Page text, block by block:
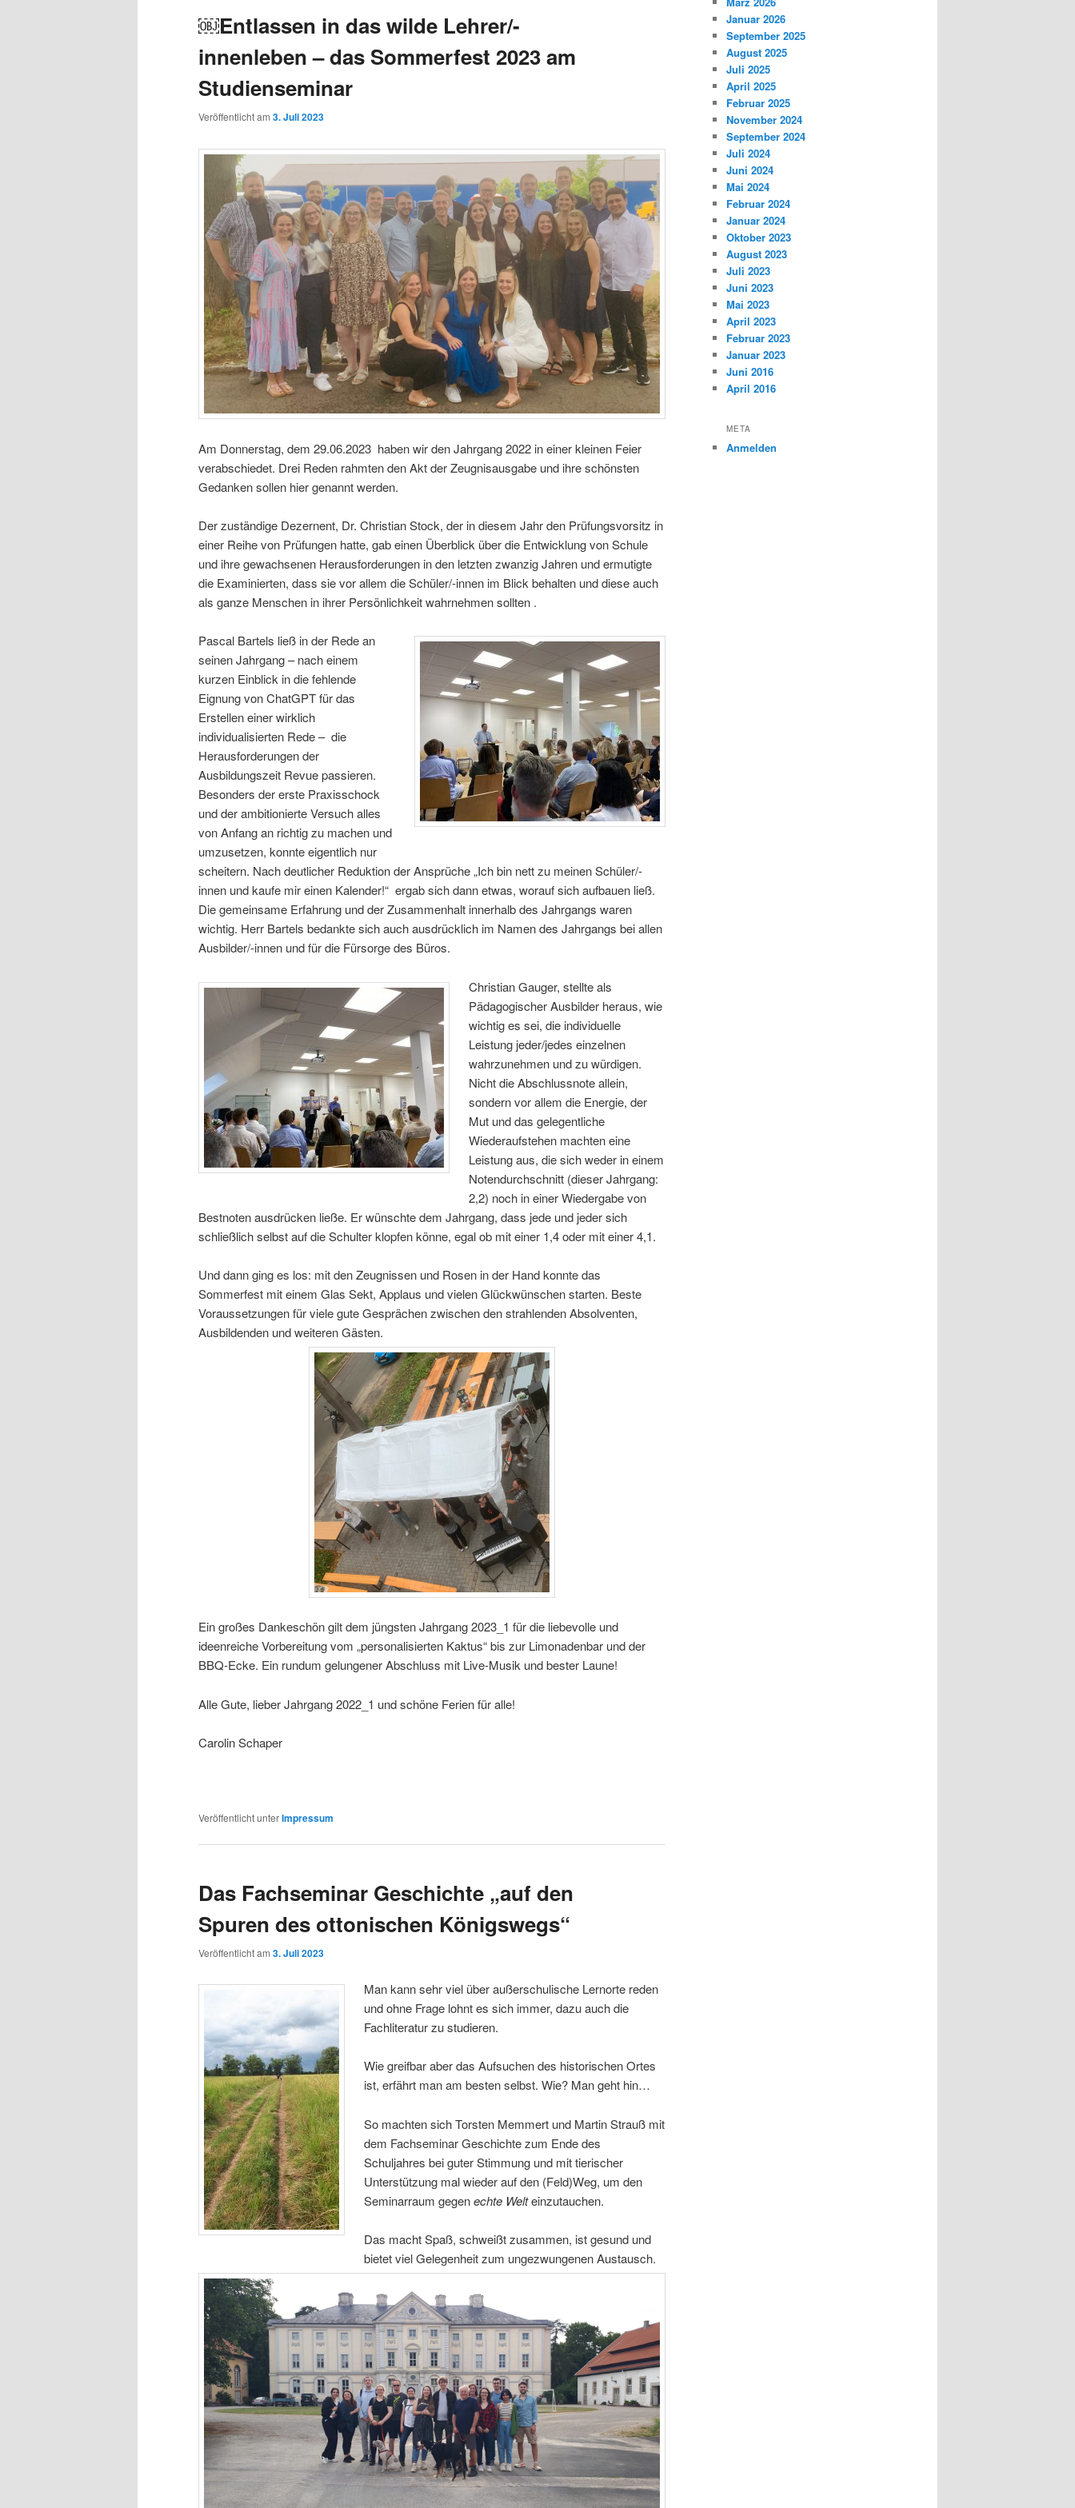
￼Entlassen in das wilde Lehrer/-
innenleben – das Sommerfest 2023 am
Studienseminar
Veröffentlicht am 3. Juli 2023
Am Donnerstag, dem 29.06.2023 haben wir den Jahrgang 2022 in einer kleinen Feier
verabschiedet. Drei Reden rahmten den Akt der Zeugnisausgabe und ihre schönsten
Gedanken sollen hier genannt werden.
Der zuständige Dezernent, Dr. Christian Stock, der in diesem Jahr den Prüfungsvorsitz in
einer Reihe von Prüfungen hatte, gab einen Überblick über die Entwicklung von Schule
und ihre gewachsenen Herausforderungen in den letzten zwanzig Jahren und ermutigte
die Examinierten, dass sie vor allem die Schüler/-innen im Blick behalten und diese auch
als ganze Menschen in ihrer Persönlichkeit wahrnehmen sollten .
Pascal Bartels ließ in der Rede an
seinen Jahrgang – nach einem
kurzen Einblick in die fehlende
Eignung von ChatGPT für das
Erstellen einer wirklich
individualisierten Rede – die
Herausforderungen der
Ausbildungszeit Revue passieren.
Besonders der erste Praxisschock
und der ambitionierte Versuch alles
von Anfang an richtig zu machen und
umzusetzen, konnte eigentlich nur
scheitern. Nach deutlicher Reduktion der Ansprüche „Ich bin nett zu meinen Schüler/-
innen und kaufe mir einen Kalender!“ ergab sich dann etwas, worauf sich aufbauen ließ.
Die gemeinsame Erfahrung und der Zusammenhalt innerhalb des Jahrgangs waren
wichtig. Herr Bartels bedankte sich auch ausdrücklich im Namen des Jahrgangs bei allen
Ausbilder/-innen und für die Fürsorge des Büros.
Christian Gauger, stellte als
Pädagogischer Ausbilder heraus, wie
wichtig es sei, die individuelle
Leistung jeder/jedes einzelnen
wahrzunehmen und zu würdigen.
Nicht die Abschlussnote allein,
sondern vor allem die Energie, der
Mut und das gelegentliche
Wiederaufstehen machten eine
Leistung aus, die sich weder in einem
Notendurchschnitt (dieser Jahrgang:
2,2) noch in einer Wiedergabe von
Bestnoten ausdrücken ließe. Er wünschte dem Jahrgang, dass jede und jeder sich
schließlich selbst auf die Schulter klopfen könne, egal ob mit einer 1,4 oder mit einer 4,1.
Und dann ging es los: mit den Zeugnissen und Rosen in der Hand konnte das
Sommerfest mit einem Glas Sekt, Applaus und vielen Glückwünschen starten. Beste
Voraussetzungen für viele gute Gesprächen zwischen den strahlenden Absolventen,
Ausbildenden und weiteren Gästen.
Ein großes Dankeschön gilt dem jüngsten Jahrgang 2023_1 für die liebevolle und
ideenreiche Vorbereitung vom „personalisierten Kaktus“ bis zur Limonadenbar und der
BBQ-Ecke. Ein rundum gelungener Abschluss mit Live-Musik und bester Laune!
Alle Gute, lieber Jahrgang 2022_1 und schöne Ferien für alle!
Carolin Schaper
Veröffentlicht unterImpressum
Das Fachseminar Geschichte „auf den
Spuren des ottonischen Königswegs“
Veröffentlicht am 3. Juli 2023
Man kann sehr viel über außerschulische Lernorte reden
und ohne Frage lohnt es sich immer, dazu auch die
Fachliteratur zu studieren.
Wie greifbar aber das Aufsuchen des historischen Ortes
ist, erfährt man am besten selbst. Wie? Man geht hin…
So machten sich Torsten Memmert und Martin Strauß mit
dem Fachseminar Geschichte zum Ende des
Schuljahres bei guter Stimmung und mit tierischer
Unterstützung mal wieder auf den (Feld)Weg, um den
Seminarraum gegenechte Welteinzutauchen.
Das macht Spaß, schweißt zusammen, ist gesund und
bietet viel Gelegenheit zum ungezwungenen Austausch.
Januar 2026
September 2025
August 2025
Juli 2025
April 2025
Februar 2025
November 2024
September 2024
Juli 2024
Juni 2024
Mai 2024
Februar 2024
Januar 2024
Oktober 2023
August 2023
Juli 2023
Juni 2023
Mai 2023
April 2023
Februar 2023
Januar 2023
Juni 2016
April 2016
META
Anmelden